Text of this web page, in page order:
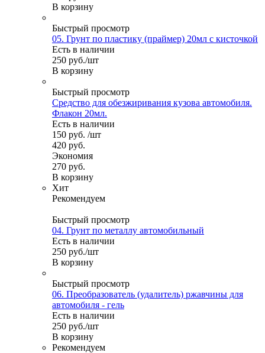
В корзину
Быстрый просмотр
05. Грунт по пластику (праймер) 20мл с кисточкой
Есть в наличии
250 руб./шт
В корзину
Быстрый просмотр
Средство для обезжиривания кузова автомобиля.
Флакон 20мл.
Есть в наличии
150 руб. /шт
420 руб.
Экономия
270 руб.
В корзину
Хит
Рекомендуем
Быстрый просмотр
04. Грунт по металлу автомобильный
Есть в наличии
250 руб./шт
В корзину
Быстрый просмотр
06. Преобразователь (удалитель) ржавчины для
автомобиля - гель
Есть в наличии
250 руб./шт
В корзину
Рекомендуем